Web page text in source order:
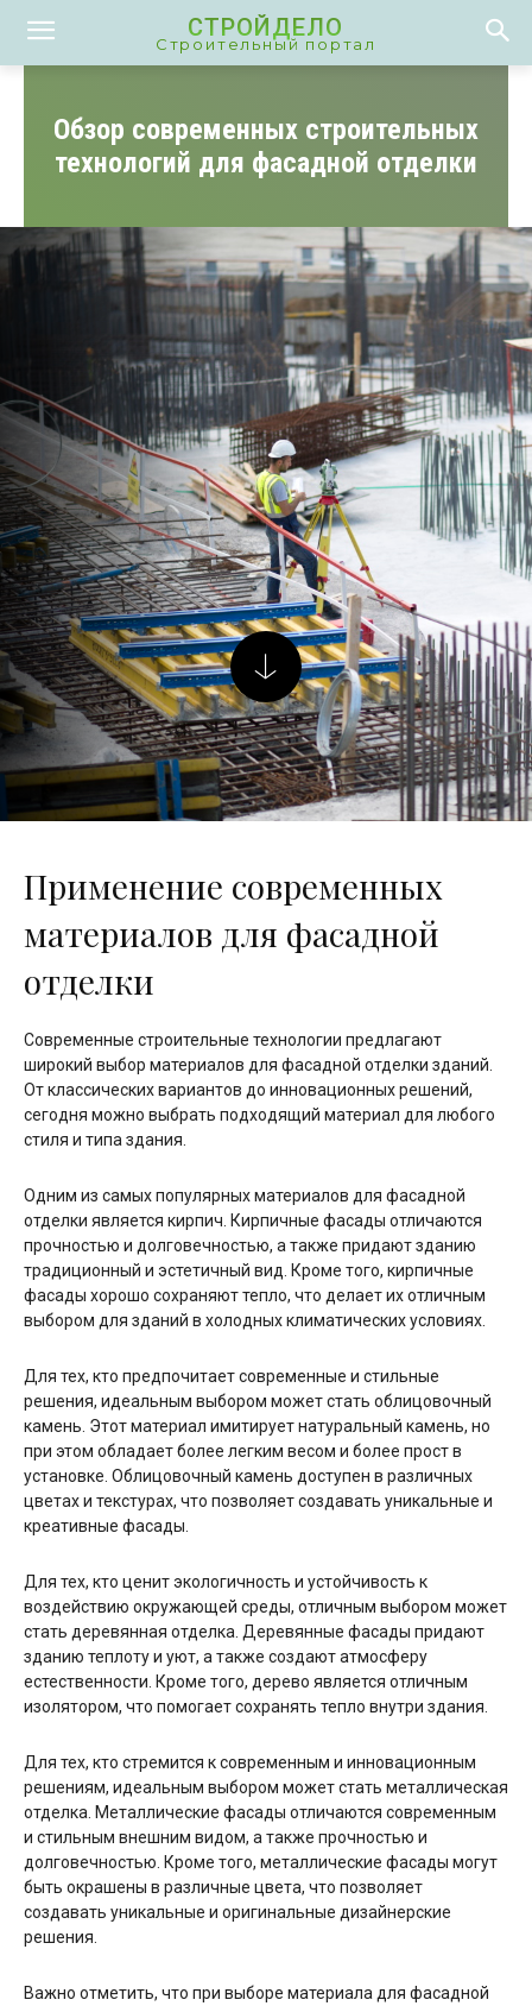
СТРОЙДЕЛО
Строительный портал
Обзор современных строительных
технологий для фасадной отделки
Применение современных
материалов для фасадной
отделки
Современные строительные технологии предлагают
широкий выбор материалов для фасадной отделки зданий.
От классических вариантов до инновационных решений,
сегодня можно выбрать подходящий материал для любого
стиля и типа здания.
Одним из самых популярных материалов для фасадной
отделки является кирпич. Кирпичные фасады отличаются
прочностью и долговечностью, а также придают зданию
традиционный и эстетичный вид. Кроме того, кирпичные
фасады хорошо сохраняют тепло, что делает их отличным
выбором для зданий в холодных климатических условиях.
Для тех, кто предпочитает современные и стильные
решения, идеальным выбором может стать облицовочный
камень. Этот материал имитирует натуральный камень, но
при этом обладает более легким весом и более прост в
установке. Облицовочный камень доступен в различных
цветах и текстурах, что позволяет создавать уникальные и
креативные фасады.
Для тех, кто ценит экологичность и устойчивость к
воздействию окружающей среды, отличным выбором может
стать деревянная отделка. Деревянные фасады придают
зданию теплоту и уют, а также создают атмосферу
естественности. Кроме того, дерево является отличным
изолятором, что помогает сохранять тепло внутри здания.
Для тех, кто стремится к современным и инновационным
решениям, идеальным выбором может стать металлическая
отделка. Металлические фасады отличаются современным
и стильным внешним видом, а также прочностью и
долговечностью. Кроме того, металлические фасады могут
быть окрашены в различные цвета, что позволяет
создавать уникальные и оригинальные дизайнерские
решения.
Важно отметить, что при выборе материала для фасадной